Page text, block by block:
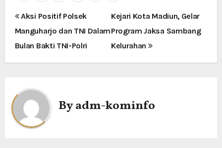
N
a
v
g
a
Aksi Positif Polsek
Manguharjo dan TNI Dalam
Bulan Bakti TNI-Polri
Kejari Kota Madiun, Gelar
Program Jaksa Sambang
Kelurahan
Byadm-kominfo